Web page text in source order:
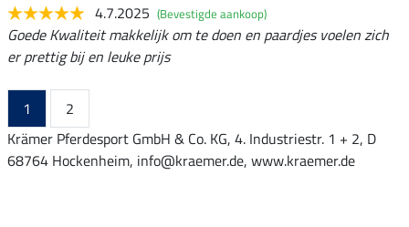
4.7.2025 (Bevestigde aankoop)
Goede Kwaliteit makkelijk om te doen en paardjes voelen zich
er prettig bij en leuke prijs
1
2
Krämer Pferdesport GmbH & Co. KG, 4. Industriestr. 1 + 2, D
68764 Hockenheim, info@kraemer.de, www.kraemer.de